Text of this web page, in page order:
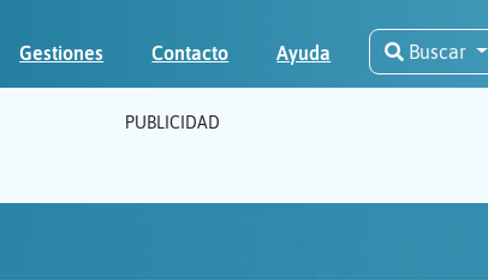
Gestiones Contacto Ayuda Buscar
PUBLICIDAD